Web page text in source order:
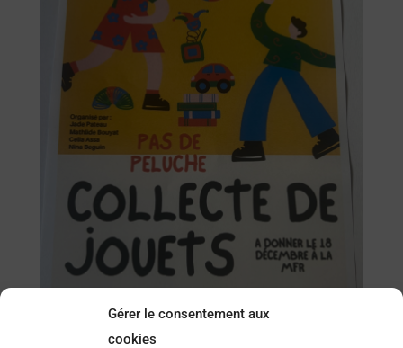
Gérer le consentement aux
cookies